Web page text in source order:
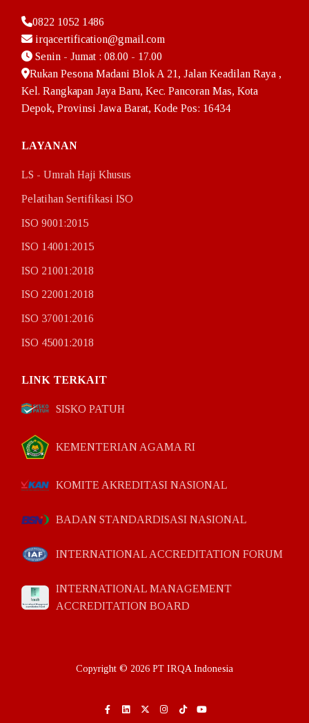
ISO 21001:2018
ISO 22001:2018
ISO 37001:2016
ISO 45001:2018
Klien Kami
Klien ISO
Klien PPIU – Akreditasi PPIU
Berita
0822 1052 1486
irqacertification@gmail.com
Senin - Jumat : 08.00 - 17.00
Rukan Pesona Madani Blok A 21, Jalan Keadilan Raya ,
Kel. Rangkapan Jaya Baru, Kec. Pancoran Mas, Kota
Depok, Provinsi Jawa Barat, Kode Pos: 16434
LAYANAN
LS - Umrah Haji Khusus
Pelatihan Sertifikasi ISO
ISO 9001:2015
ISO 14001:2015
ISO 21001:2018
ISO 22001:2018
ISO 37001:2016
ISO 45001:2018
LINK TERKAIT
SISKO PATUH
KEMENTERIAN AGAMA RI
KOMITE AKREDITASI NASIONAL
BADAN STANDARDISASI NASIONAL
INTERNATIONAL ACCREDITATION FORUM
INTERNATIONAL MANAGEMENT
ACCREDITATION BOARD
Copyright © 2026 PT IRQA Indonesia